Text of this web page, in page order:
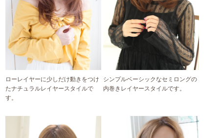
ローレイヤーに少しだけ動きをつけ
たナチュラルレイヤースタイルで
す。
シンプルベーシックなセミロングの
内巻きレイヤースタイルです。